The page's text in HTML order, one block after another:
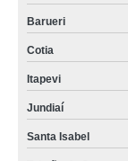
Barueri
Cotia
Itapevi
Jundiaí
Santa Isabel